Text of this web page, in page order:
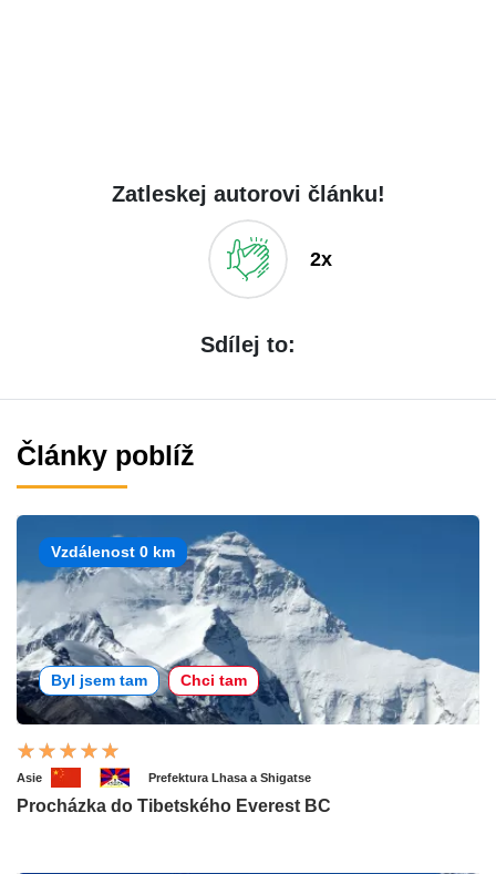
Zatleskej autorovi článku!
2x
Sdílej to:
Články poblíž
Vzdálenost 0 km
Byl jsem tam Chci tam
Asie Prefektura Lhasa a Shigatse
Procházka do Tibetského Everest BC